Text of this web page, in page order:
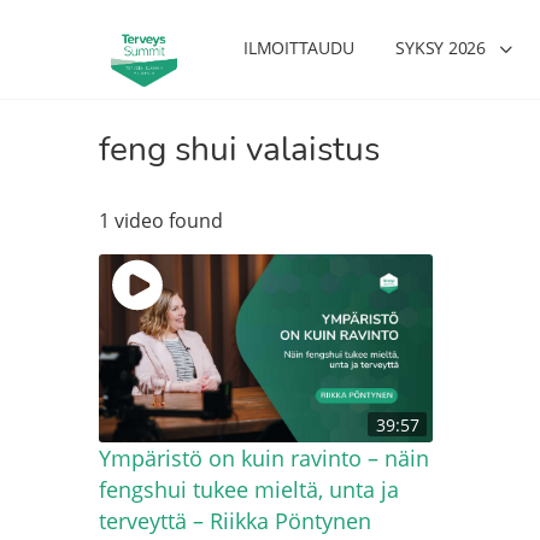
ILMOITTAUDU SYKSY 2026
feng shui valaistus
1 video found
39:57
Ympäristö on kuin ravinto – näin
fengshui tukee mieltä, unta ja
terveyttä – Riikka Pöntynen